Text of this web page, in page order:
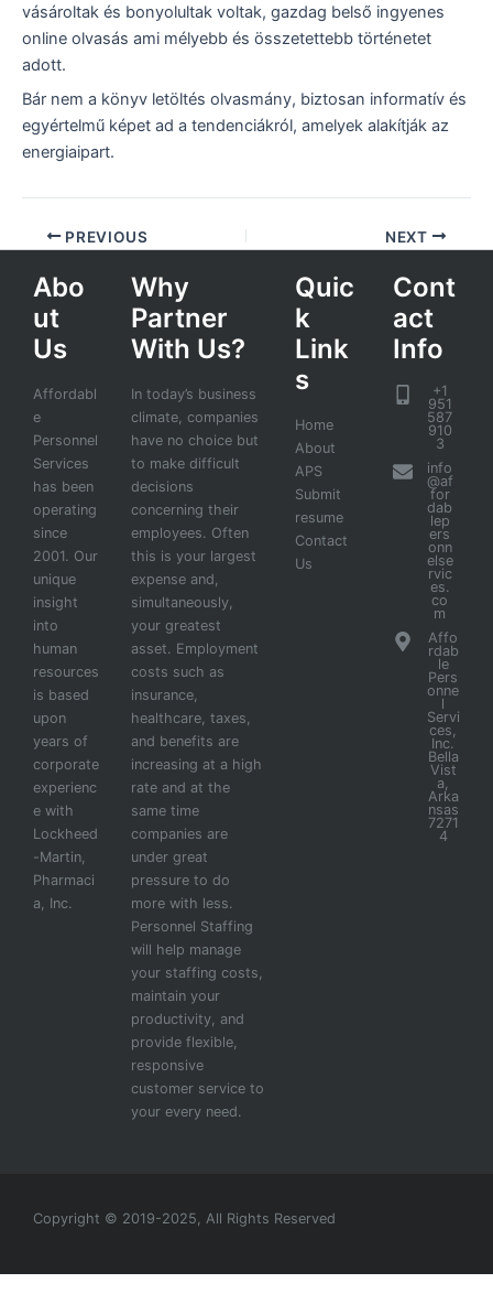
vásároltak és bonyolultak voltak, gazdag belső ingyenes
online olvasás ami mélyebb és összetettebb történetet
adott.
Bár nem a könyv letöltés olvasmány, biztosan informatív és
egyértelmű képet ad a tendenciákról, amelyek alakítják az
energiaipart.
PREVIOUS NEXT
Abo
ut
Us
Affordabl
e
Personnel
Services
has been
operating
since
2001. Our
unique
insight
into
human
resources
is based
upon
years of
corporate
experienc
e with
Lockheed
-Martin,
Pharmaci
a, Inc.
Why
Partner
With Us?
In today’s business
climate, companies
have no choice but
to make difficult
decisions
concerning their
employees. Often
this is your largest
expense and,
simultaneously,
your greatest
asset. Employment
costs such as
insurance,
healthcare, taxes,
and benefits are
increasing at a high
rate and at the
same time
companies are
under great
pressure to do
more with less.
Personnel Staffing
will help manage
your staffing costs,
maintain your
productivity, and
provide flexible,
responsive
customer service to
your every need.
Quic
k
Link
s
Home
About
APS
Submit
resume
Contact
Us
Cont
act
Info
+1
951
587
910
3
info
@af
for
dab
lep
ers
onn
else
rvic
es.
co
m
Affo
rdab
le
Pers
onne
l
Servi
ces,
Inc.
Bella
Vist
a,
Arka
nsas
7271
4
Copyright © 2019-2025, All Rights Reserved